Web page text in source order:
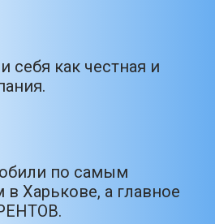
себя как честная и
по самым
Харькове, а главное